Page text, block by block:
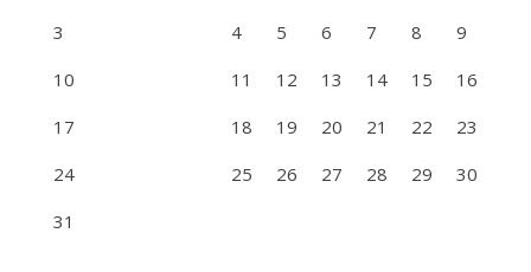
3
4 5 6 7 8
9
10
11 12 13 14 15
16
17
18 19 20 21 22
23
24
25 26 27 28 29
30
31